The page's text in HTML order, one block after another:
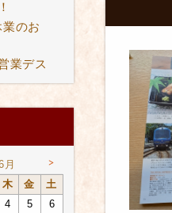
のお
業デス
月 >
木 金
土
4 5 6